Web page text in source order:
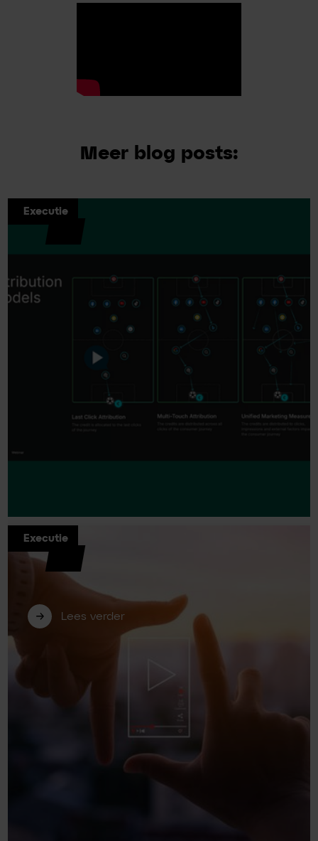
Meer blog posts:
Executie
Billy Grace: waarom steeds meer
bedrijven verder kijken dan Google
Analytics 4
Lees verder
Executie